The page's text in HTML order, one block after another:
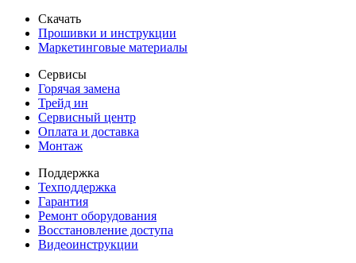
Скачать
Прошивки и инструкции
Маркетинговые материалы
Сервисы
Горячая замена
Трейд ин
Сервисный центр
Оплата и доставка
Монтаж
Поддержка
Техподдержка
Гарантия
Ремонт оборудования
Восстановление доступа
Видеоинструкции